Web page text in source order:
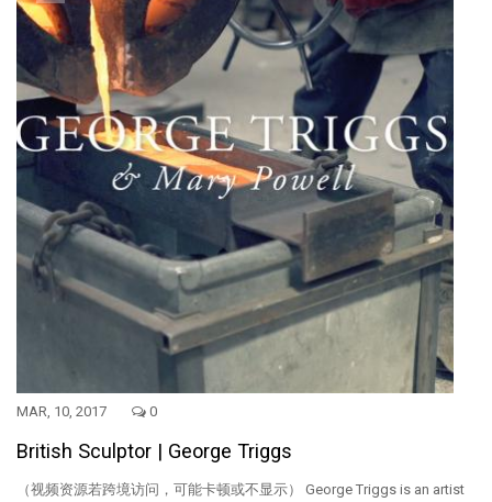
MAR, 10, 2017 0
British Sculptor | George Triggs
（视频资源若跨境访问，可能卡顿或不显示） George Triggs is an artist